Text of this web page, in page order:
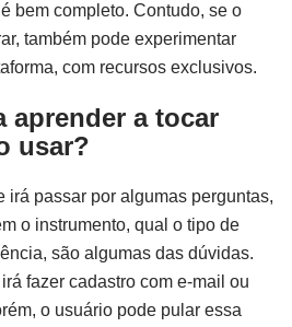
bem completo. Contudo, se o
também pode experimentar
com recursos exclusivos.
aprender a tocar
usar?
irá passar por algumas perguntas,
o instrumento, qual o tipo de
são algumas das dúvidas.
fazer cadastro com e-mail ou
o usuário pode pular essa